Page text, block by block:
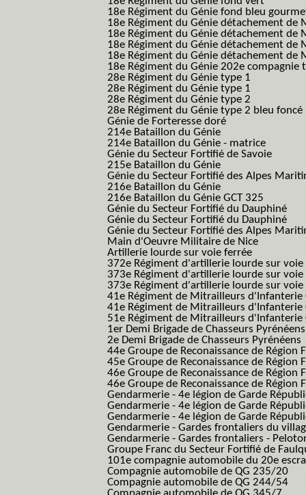
18e Régiment du Génie fond bleu
18e Régiment du Génie détachement de
18e Régiment du Génie détachement de
18e Régiment du Génie détachement de
18e Régiment du Génie détachement de
18e Régiment du Génie 202e compagnie
28e Régiment du Génie type 1
28e Régiment du Génie type 1
28e Régiment du Génie type 2
28e Régiment du Génie type 2 bleu foncé
Génie de Forteresse doré
214e Bataillon du Génie
214e Bataillon du Génie - matrice
Génie du Secteur Fortifié de Savoie
215e Bataillon du Génie
Génie du Secteur Fortifié des Alpes
216e Bataillon du Génie
216e Bataillon du Génie GCT 325
Génie du Secteur Fortifié du Dauphiné
Génie du Secteur Fortifié du Dauphiné
Génie du Secteur Fortifié des Alpes
Main d'Oeuvre Militaire de Nice
Artillerie lourde sur voie ferrée
372e Régiment d'artillerie lourde sur voie
373e Régiment d'artillerie lourde sur voie
373e Régiment d'artillerie lourde sur
41e Régiment de Mitrailleurs d'Infanterie
41e Régiment de Mitrailleurs d'Infanterie
51e Régiment de Mitrailleurs d'Infanterie
1er Demi Brigade de Chasseurs Pyrénéens
2e Demi Brigade de Chasseurs Pyrénéens
44e Groupe de Reconaissance de Région
45e Groupe de Reconaissance de Région
46e Groupe de Reconaissance de Région
46e Groupe de Reconaissance de
Gendarmerie - 4e légion de Garde
Gendarmerie - 4e légion de Garde
Gendarmerie - 4e légion de Garde
Gendarmerie - Gardes frontaliers du
Gendarmerie - Gardes frontaliers -
Groupe Franc du Secteur Fortifié de
101e compagnie automobile du 20e
Compagnie automobile de QG 235/20
Compagnie automobile de QG 244/54